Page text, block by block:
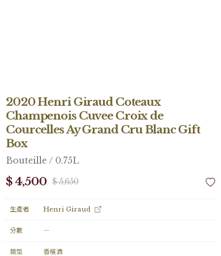
2020 Henri Giraud Coteaux
Champenois Cuvee Croix de
Courcelles Ay Grand Cru Blanc Gift
Box
Bouteille / 0.75L
$ 4,500 $ 5,650
生產者 Henri Giraud
分數 ―
類型 香檳酒